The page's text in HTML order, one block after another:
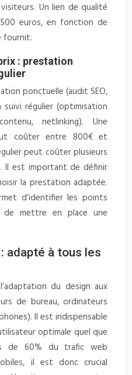
Un lien de qualité
euros, en fonction de
fournit.
: prestation
ponctuelle (audit SEO,
régulier (optimisation
netlinking). Une
coûter entre 800€ et
peut coûter plusieurs
Il est important de définir
la prestation adaptée.
d’identifier les points
mettre en place une
adapté à tous les
du design aux
de bureau, ordinateurs
Il est indispensable
optimale quel que
de 60% du trafic web
il est donc crucial